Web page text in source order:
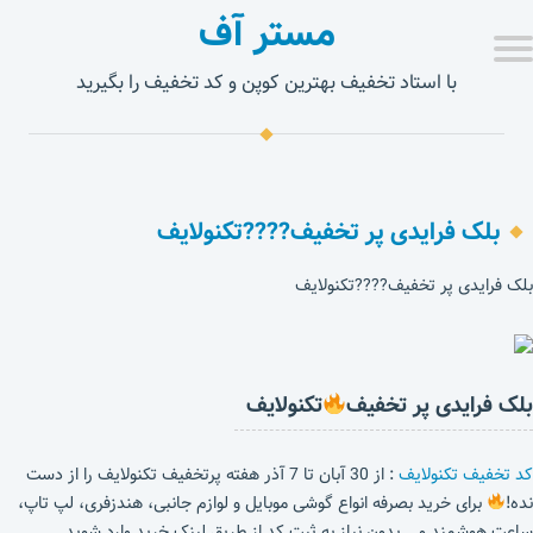
مستر آف
با استاد تخفیف بهترین کوپن و کد تخفیف را بگیرید
بلک فرایدی پر تخفیف????تکنولایف
بلک فرایدی پر تخفیف????تکنولایف
بلک فرایدی پر تخفیف تکنولایف
کد تخفیف تکنولایف
: از 30 آبان تا 7 آذر هفته پرتخفیف تکنولایف را از دست
نده!
برای خرید بصرفه انواع گوشی موبایل و لوازم جانبی، هندزفری، لپ تاپ،